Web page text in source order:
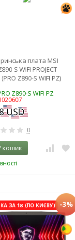
плата MSI
S WIFI PROJECT
(PRO Z890-S WIFI PZ)
Z890-S WIFI PZ
0
кошик
ЗА 1₴ (ПО КИЄВУ) -3%